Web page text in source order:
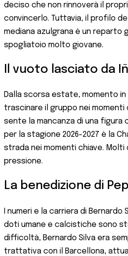
deciso che non rinnoverà il
convincerlo. Tuttavia, il profilo
mediana azulgrana è un
spogliatoio molto giovane.
Il vuoto lasciato da
Dalla scorsa estate, momento
trascinare il gruppo nei momenti
sente la mancanza di una
per la stagione 2026-2027 è la
strada nei momenti chiave.
pressione.
La benedizione di
I numeri e la carriera di
doti umane e calcistiche sono
difficoltà, Bernardo Silva era
trattativa con il Barcellona,